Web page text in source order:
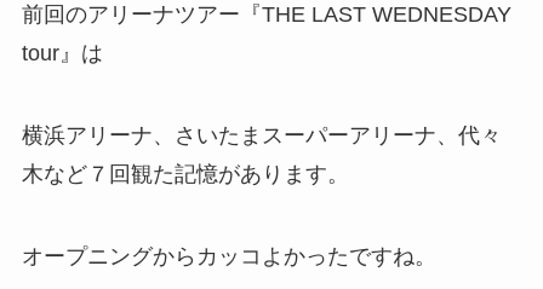
前回のアリーナツアー『THE LAST WEDNESDAY
tour』は
横浜アリーナ、さいたまスーパーアリーナ、代々
木など７回観た記憶があります。
オープニングからカッコよかったですね。